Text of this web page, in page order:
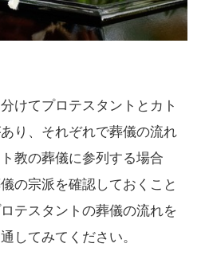
けてプロテスタントとカト
り、それぞれで葬儀の流れ
教の葬儀に参列する場合
の宗派を確認しておくこと
テスタントの葬儀の流れを
してみてください。